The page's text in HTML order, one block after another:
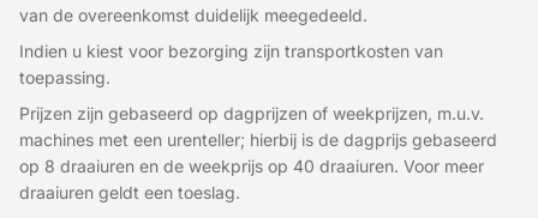
van de overeenkomst duidelijk meegedeeld.
Indien u kiest voor bezorging zijn transportkosten van
toepassing.
Prijzen zijn gebaseerd op dagprijzen of weekprijzen, m.u.v.
machines met een urenteller; hierbij is de dagprijs gebaseerd
op 8 draaiuren en de weekprijs op 40 draaiuren. Voor meer
draaiuren geldt een toeslag.